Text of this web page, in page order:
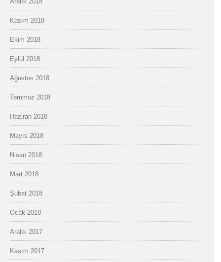
Kasım 2018
Ekim 2018
Eylül 2018
Ağustos 2018
Temmuz 2018
Haziran 2018
Mayıs 2018
Nisan 2018
Mart 2018
Şubat 2018
Ocak 2018
Aralık 2017
Kasım 2017